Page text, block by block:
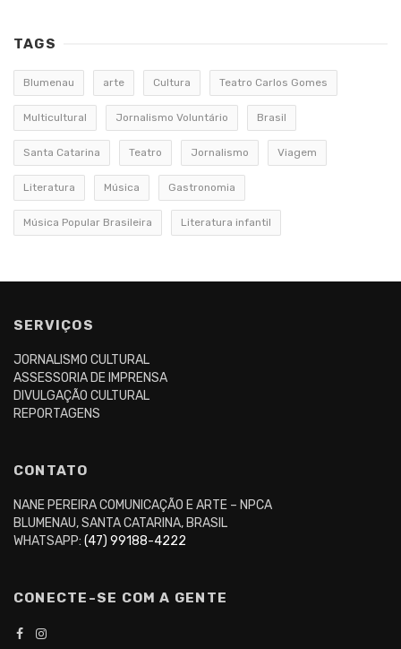
TAGS
Blumenau arte Cultura Teatro Carlos Gomes
Multicultural Jornalismo Voluntário Brasil
Santa Catarina Teatro Jornalismo Viagem
Literatura Música Gastronomia
Música Popular Brasileira Literatura infantil
SERVIÇOS
JORNALISMO CULTURAL
ASSESSORIA DE IMPRENSA
DIVULGAÇÃO CULTURAL
REPORTAGENS
CONTATO
NANE PEREIRA COMUNICAÇÃO E ARTE – NPCA
BLUMENAU, SANTA CATARINA, BRASIL
WHATSAPP: (47) 99188-4222
CONECTE-SE COM A GENTE